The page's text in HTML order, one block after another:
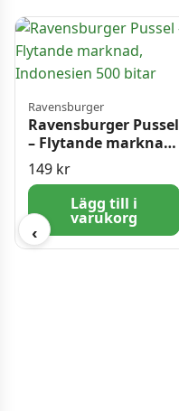
‹
Ravensburger
Ravensburger Pussel
– Flytande marknad,
Indonesien 500 bitar
149 kr
Lägg till i
varukorg